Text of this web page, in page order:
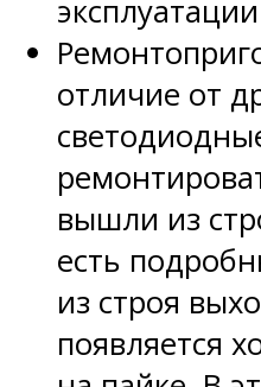
отличие от
вышли из
есть
из строя
появляется